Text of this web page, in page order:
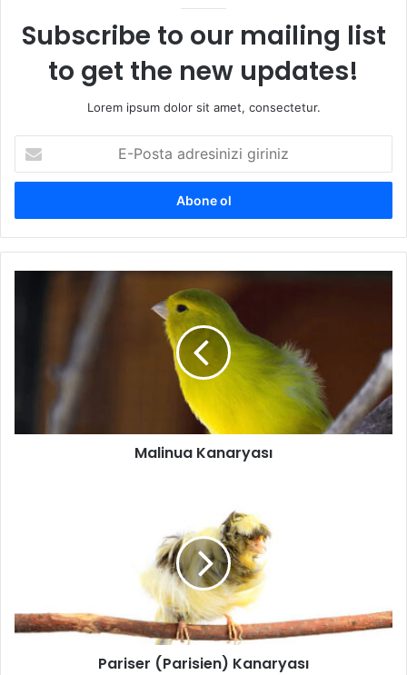
Subscribe to our mailing list
to get the new updates!
Lorem ipsum dolor sit amet, consectetur.
Posta
adresinizi
Malinua Kanaryası
Pariser (Parisien) Kanaryası